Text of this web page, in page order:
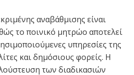
αναβάθμισης είναι
το ποινικό μητρώο αποτελεί
υπηρεσίες της
και δημόσιους φορείς. Η
των διαδικασιών